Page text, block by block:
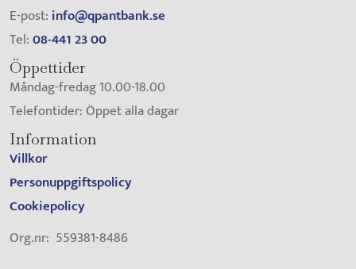
E-post: info@qpantbank.se
Tel:08-441 23 00
Öppettider
Måndag-fredag 10.00-18.00
Telefontider: Öppet alla dagar
Information
Villkor
Personuppgiftspolicy
Cookiepolicy
Org.nr: 559381-8486